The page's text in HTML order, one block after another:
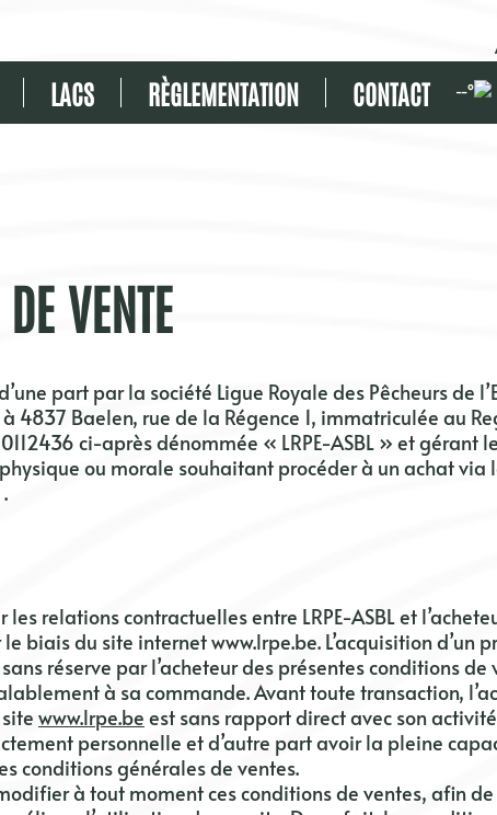
LACS RÈGLEMENTATION CONTACT --°
VENTE
part par la société Ligue Royale des Pêcheurs de
4837 Baelen, rue de la Régence 1, immatriculée au
ci-après dénommée « LRPE-ASBL » et gérant
ou morale souhaitant procéder à un achat via
les relations contractuelles entre LRPE-ASBLet
biais du site internetwww.lrpe.be. L’acquisition d’un
réserve par l’acheteur des présentes conditions de
à sa commande. Avant toute transaction,
www.lrpe.be est sans rapport direct avec son activité
personnelle et d’autre part avoir la pleine
conditions générales de ventes.
à tout moment ces conditions de ventes, afin